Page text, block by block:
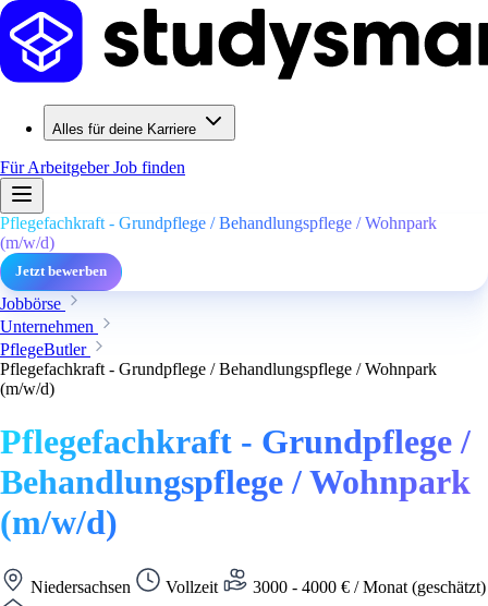
Alles für deine Karriere
Für ArbeitgeberJob finden
Pflegefachkraft - Grundpflege / Behandlungspflege / Wohnpark
(m/w/d)
Jetzt bewerben
Jobbörse
Unternehmen
PflegeButler
Pflegefachkraft - Grundpflege / Behandlungspflege / Wohnpark
(m/w/d)
Pflegefachkraft - Grundpflege /
Behandlungspflege / Wohnpark
(m/w/d)
Niedersachsen Vollzeit
3000 - 4000 € / Monat (geschätzt)